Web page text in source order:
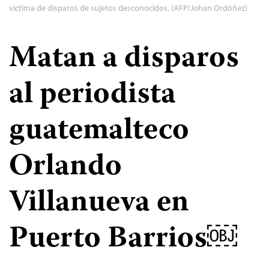
víctima de disparos de sujetos desconocidos. (AFP/Johan Ordóñez)
Matan a disparos
al periodista
guatemalteco
Orlando
Villanueva en
Puerto Barrios￼